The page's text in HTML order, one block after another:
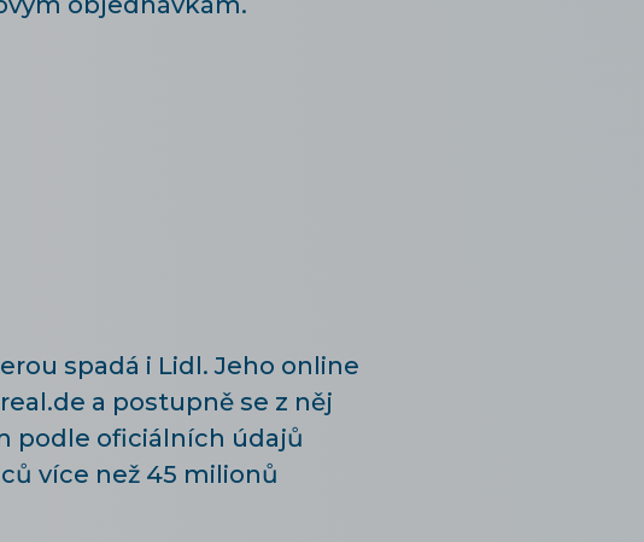
spadá i Lidl. Jeho online
a postupně se z něj
podle oficiálních údajů
více než 45 milionů